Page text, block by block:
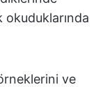
okuduklarında
ve